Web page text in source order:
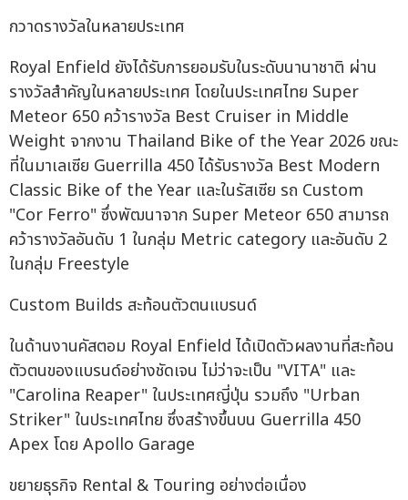
กวาดรางวัลในหลายประเทศ
Royal Enfield ยังได้รับการยอมรับในระดับนานาชาติ ผ่าน
รางวัลสำคัญในหลายประเทศ โดยในประเทศไทย Super
Meteor 650 คว้ารางวัล Best Cruiser in Middle
Weight จากงาน Thailand Bike of the Year 2026 ขณะ
ที่ในมาเลเซีย Guerrilla 450 ได้รับรางวัล Best Modern
Classic Bike of the Year และในรัสเซีย รถ Custom
"Cor Ferro" ซึ่งพัฒนาจาก Super Meteor 650 สามารถ
คว้ารางวัลอันดับ 1 ในกลุ่ม Metric category และอันดับ 2
ในกลุ่ม Freestyle
Custom Builds สะท้อนตัวตนแบรนด์
ในด้านงานคัสตอม Royal Enfield ได้เปิดตัวผลงานที่สะท้อน
ตัวตนของแบรนด์อย่างชัดเจน ไม่ว่าจะเป็น "VITA" และ
"Carolina Reaper" ในประเทศญี่ปุ่น รวมถึง "Urban
Striker" ในประเทศไทย ซึ่งสร้างขึ้นบน Guerrilla 450
Apex โดย Apollo Garage
ขยายธุรกิจ Rental & Touring อย่างต่อเนื่อง